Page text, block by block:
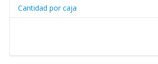
Cantidad por caja